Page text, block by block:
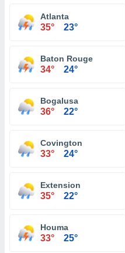
Atlanta
35° 23°
Baton Rouge
34° 24°
Bogalusa
36° 22°
Covington
33° 24°
Extension
35° 22°
Houma
33° 25°